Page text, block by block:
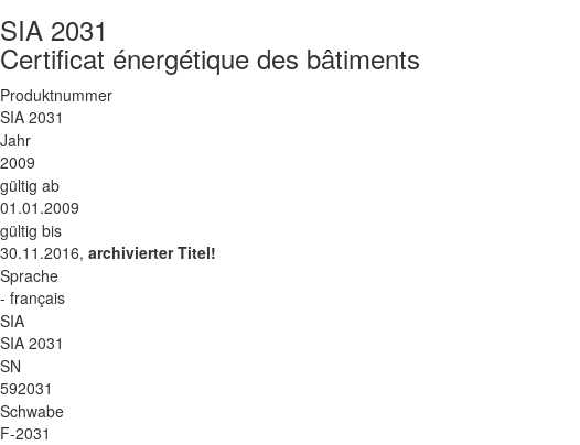
SIA 2031
Certificat énergétique des bâtiments
Produktnummer
SIA 2031
Jahr
2009
gültig ab
01.01.2009
gültig bis
30.11.2016, archivierter Titel!
Sprache
- français
SIA
SIA 2031
SN
592031
Schwabe
F-2031